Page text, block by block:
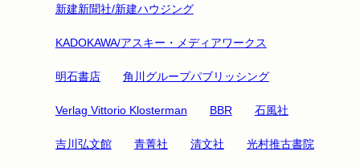
新建新聞社/新建ハウジング
KADOKAWA/アスキー・メディアワークス
明石書店 角川グループパブリッシング
Verlag Vittorio Klosterman BBR 石風社
吉川弘文館 青菁社 清文社 光村推古書院